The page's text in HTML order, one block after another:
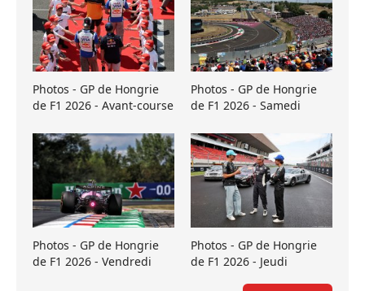
Photos - GP de Hongrie
de F1 2026 - Avant-course
Photos - GP de Hongrie
de F1 2026 - Samedi
Photos - GP de Hongrie
de F1 2026 - Vendredi
Photos - GP de Hongrie
de F1 2026 - Jeudi